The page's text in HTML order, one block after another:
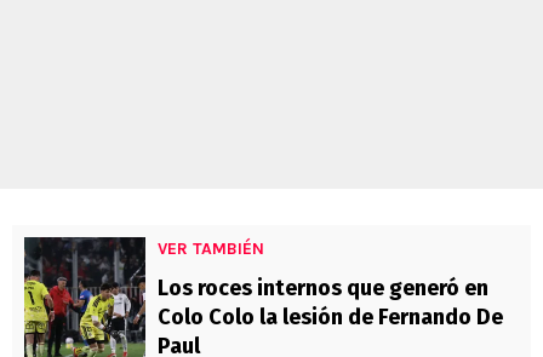
VER TAMBIÉN
Los roces internos que generó en
Colo Colo la lesión de Fernando De
Paul